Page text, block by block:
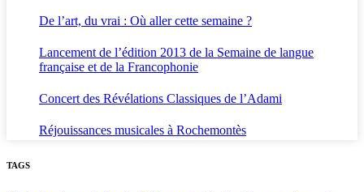
De l’art, du vrai : Où aller cette semaine ?
Lancement de l’édition 2013 de la Semaine de langue
française et de la Francophonie
Concert des Révélations Classiques de l’Adami
Réjouissances musicales à Rochemontès
TAGS